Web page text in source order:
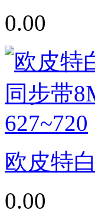
0.00
欧皮特
0.00